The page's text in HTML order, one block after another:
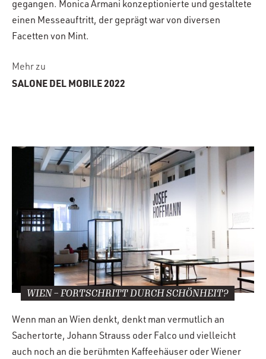
gegangen. Monica Armani konzeptionierte und gestaltete
einen Messeauftritt, der geprägt war von diversen
Facetten von Mint.
Mehr zu
SALONE DEL MOBILE 2022
WIEN – FORTSCHRITT DURCH SCHÖNHEIT?
Wenn man an Wien denkt, denkt man vermutlich an
Sachertorte, Johann Strauss oder Falco und vielleicht
auch noch an die berühmten Kaffeehäuser oder Wiener